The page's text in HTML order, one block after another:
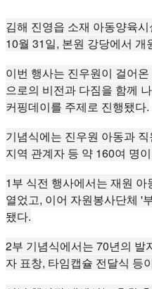
김해 진영읍 소재 아동양육
10월 31일, 본원 강당에서
이번 행사는 진우원이 걸어
으로의 비전과 다짐을 함께
커핑데이를 주제로 진행됐다.
기념식에는 진우원 아동과
지역 관계자 등 약 160여 명
1부 식전 행사에서는 재원
열었고, 이어 자원봉사단체 '
됐다.
2부 기념식에서는 70년의 발
자 표창, 타임캡슐 전달식 등